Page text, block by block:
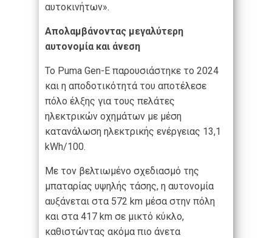
αυτοκινήτων».
Απολαμβάνοντας μεγαλύτερη
αυτονομία και άνεση
Το Puma Gen-E παρουσιάστηκε το 2024
και η αποδοτικότητά του αποτέλεσε
πόλο έλξης για τους πελάτες
ηλεκτρικών οχημάτων με μέση
κατανάλωση ηλεκτρικής ενέργειας 13,1
kWh/100.
Με τον βελτιωμένο σχεδιασμό της
μπαταρίας υψηλής τάσης, η αυτονομία
αυξάνεται στα 572 km μέσα στην πόλη
και στα 417 km σε μικτό κύκλο,
καθιστώντας ακόμα πιο άνετα